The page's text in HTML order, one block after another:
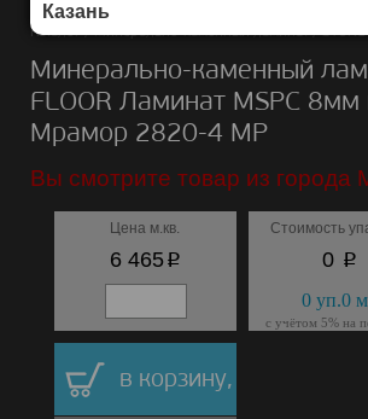
Казань
Каталог/Минерально-каменный ламинат/
Минерально-каменный
FLOOR Ламинат MSPC
Мрамор 2820-4 MP
Вы смотрите товар из города
Цена м.кв.
6 465p
Стоимость
0 p
0 уп.0 м
с учётом 5% на
в корзину,